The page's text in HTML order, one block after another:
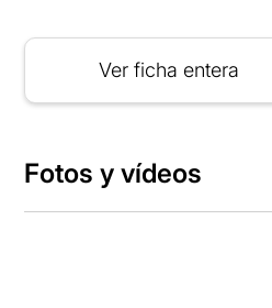
Ver ficha entera
Fotos y vídeos